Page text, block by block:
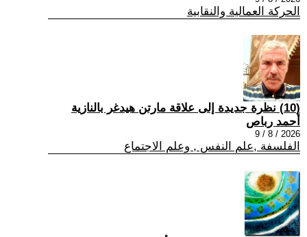
الحركة العمالية والنقابية
(10) نظرة جديدة إلى علاقة مارتن هيدغر بالنازية
أحمد رباص
2026 / 8 / 9
الفلسفة ,علم النفس , وعلم الاجتماع